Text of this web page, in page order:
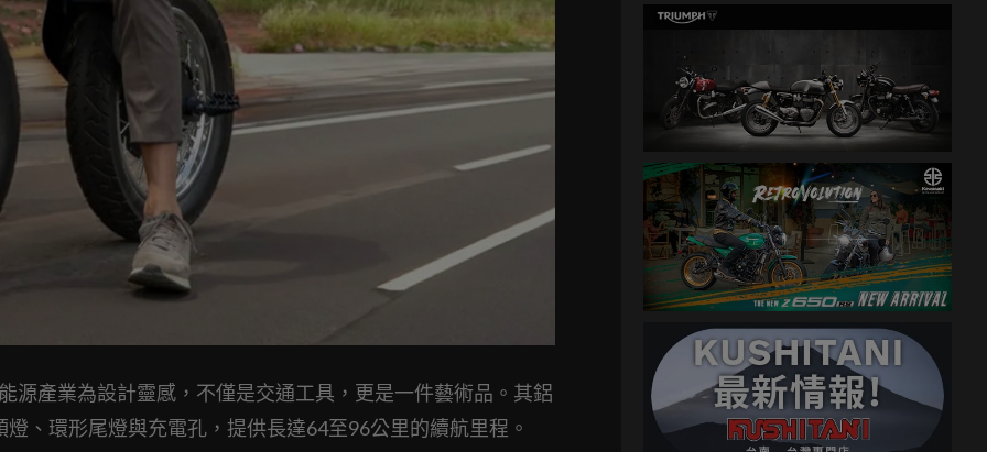
源產業為設計靈感，不僅是交通工具，更是一件藝術品。其鋁
、環形尾燈與充電孔，提供長達64至96公里的續航里程。